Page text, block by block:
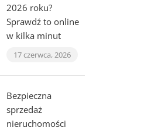
2026 roku?
Sprawdź to online
w kilka minut
17 czerwca, 2026
Bezpieczna
sprzedaż
nieruchomości